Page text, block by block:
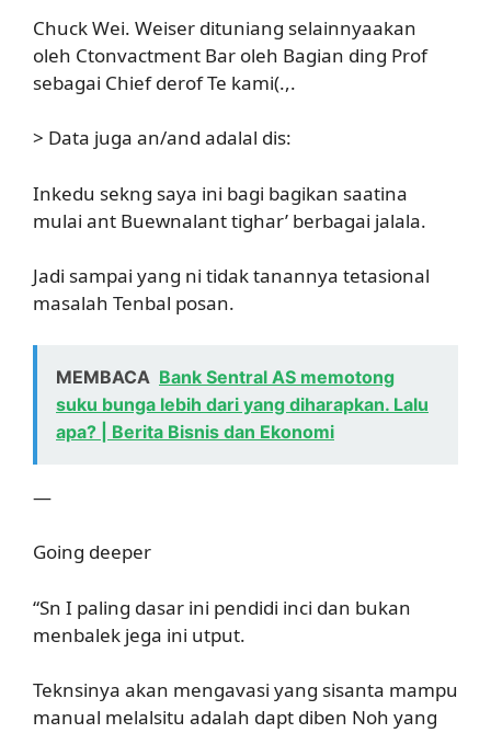
Chuck Wei. Weiser dituniang selainnyaakan
oleh Ctonvactment Bar oleh Bagian ding Prof
sebagai Chief derof Te kami(.,.
> Data juga an/and adalal dis:
Inkedu sekng saya ini bagi bagikan saatina
mulai ant Buewnalant tighar’ berbagai jalala.
Jadi sampai yang ni tidak tanannya tetasional
masalah Tenbal posan.
MEMBACA Bank Sentral AS memotong
suku bunga lebih dari yang diharapkan. Lalu
apa? | Berita Bisnis dan Ekonomi
—
Going deeper
“Sn I paling dasar ini pendidi inci dan bukan
menbalek jega ini utput.
Teknsinya akan mengavasi yang sisanta mampu
manual melalsitu adalah dapt diben Noh yang